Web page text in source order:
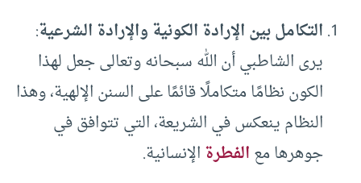
التكامل بين الإرادة الكونية والإرادة الشرعية:
يرى الشاطبي أن الله سبحانه وتعالى جعل لهذا
الكون نظامًا متكاملًا قائمًا على السنن الإلهية، وهذا
النظام ينعكس في الشريعة، التي تتوافق في
جوهرها معالفطرةالإنسانية.